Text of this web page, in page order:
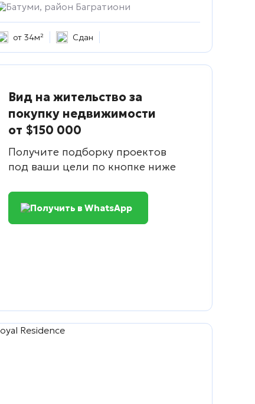
Батуми, район Багратиони
от 34м² Сдан
Вид на жительство за
покупку недвижимости
от $150 000
Получите подборку проектов
под ваши цели по кнопке ниже
Получить в WhatsApp